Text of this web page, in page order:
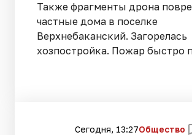
Также фрагменты дрона
частные дома в поселке
Верхнебаканский. Загорелась
хозпостройка. Пожар быстро
Сегодня, 13:27Общество